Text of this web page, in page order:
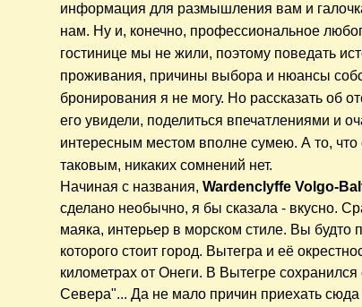
информация для размышления вам и
нам. Ну и, конечно, профессиональное
гостинице мы не жили, поэтому поведать
проживания, причины выбора и нюансы
бронирования я не могу. Но рассказать об
его увидели, поделиться впечатлениями и
интересным местом вполне сумею. А то, что
таковым, никаких сомнений нет.
Начиная с названия,Wardenclyffe Volgo-
сделано необычно, я бы сказала - вкусно.
маяка, интерьер в морском стиле. Вы будто
которого стоит город. Вытегра и её
километрах от Онеги. В Вытегре
Севера"... Да не мало причин приехать